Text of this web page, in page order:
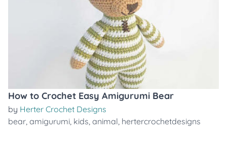
How to Crochet Easy Amigurumi Bear
by Herter Crochet Designs
bear, amigurumi, kids, animal, hertercrochetdesigns